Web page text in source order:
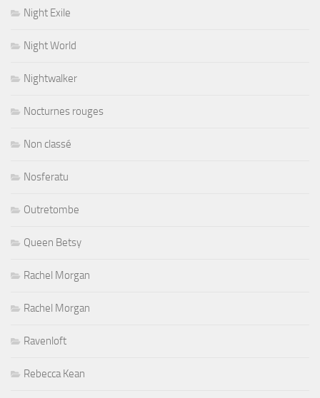
Night Exile
Night World
Nightwalker
Nocturnes rouges
Non classé
Nosferatu
Outretombe
Queen Betsy
Rachel Morgan
Rachel Morgan
Ravenloft
Rebecca Kean